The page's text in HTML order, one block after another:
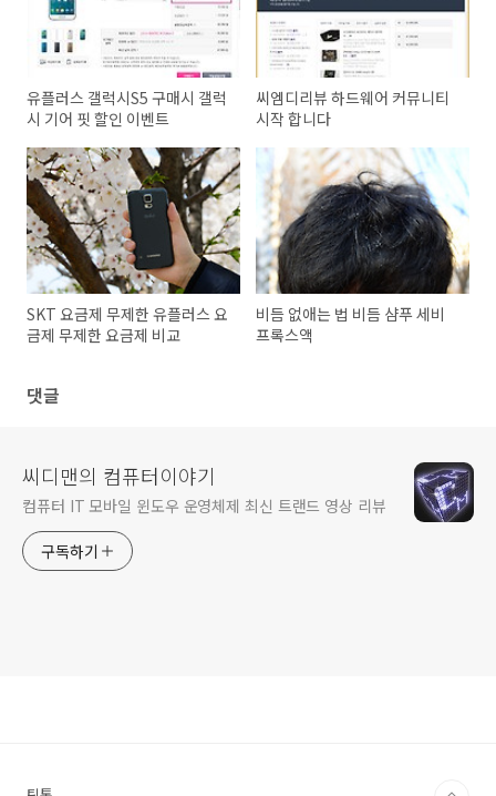
유플러스 갤럭시S5 구매시 갤럭
시 기어 핏 할인 이벤트
씨엠디리뷰 하드웨어 커뮤니티
시작 합니다
SKT 요금제 무제한 유플러스 요
금제 무제한 요금제 비교
비듬 없애는 법 비듬 샴푸 세비
프록스액
댓글
씨디맨의 컴퓨터이야기
컴퓨터 IT 모바일 윈도우 운영체제 최신 트랜드 영상 리뷰
구독하기